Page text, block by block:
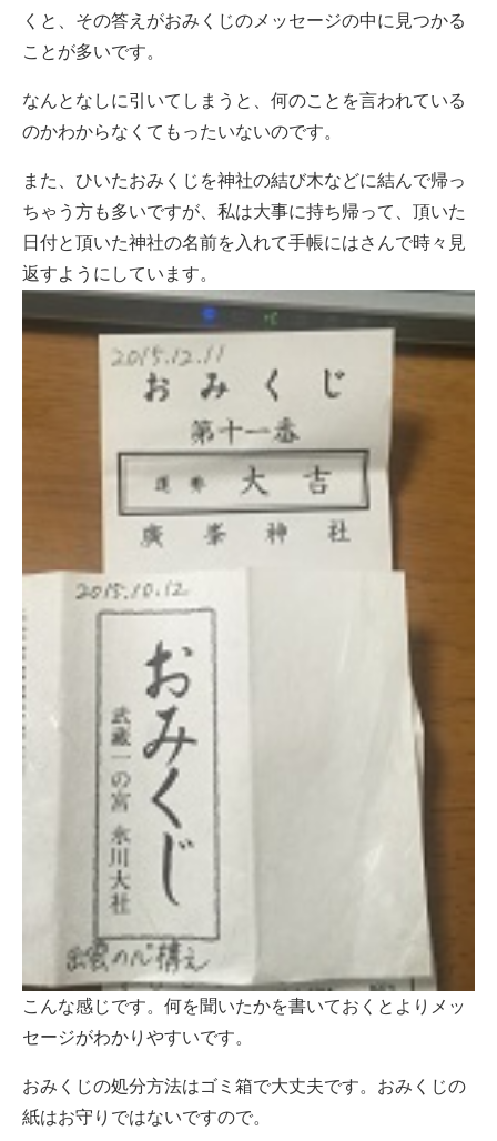
くと、その答えがおみくじのメッセージの中に見つかる
ことが多いです。
なんとなしに引いてしまうと、何のことを言われている
のかわからなくてもったいないのです。
また、ひいたおみくじを神社の結び木などに結んで帰っ
ちゃう方も多いですが、私は大事に持ち帰って、頂いた
日付と頂いた神社の名前を入れて手帳にはさんで時々見
返すようにしています。
こんな感じです。何を聞いたかを書いておくとよりメッ
セージがわかりやすいです。
おみくじの処分方法はゴミ箱で大丈夫です。おみくじの
紙はお守りではないですので。